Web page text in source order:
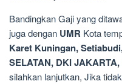
Bandingkan Gaji yang
juga dengan UMR Kota
Karet Kuningan,
SELATAN, DKI
silahkan lanjutkan, Jika